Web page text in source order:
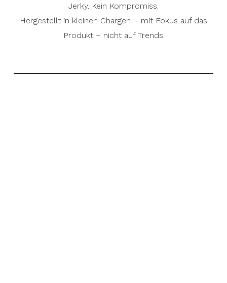
Jerky. Kein Kompromiss.
Hergestellt in kleinen Chargen – mit Fokus auf das
Produkt – nicht auf Trends